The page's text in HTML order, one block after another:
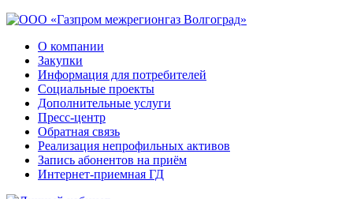
О компании
Закупки
Информация для потребителей
Социальные проекты
Дополнительные услуги
Пресс-центр
Обратная связь
Реализация непрофильных активов
Запись абонентов на приём
Интернет-приемная ГД